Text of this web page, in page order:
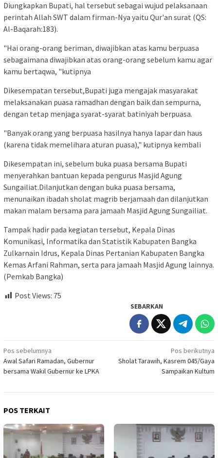
Diungkapkan Bupati, hal tersebut sebagai wujud pelaksanaan
perintah Allah SWT dalam firman-Nya yaitu Qur'an surat (QS:
Al-Baqarah:183).
"Hai orang-orang beriman, diwajibkan atas kamu berpuasa
sebagaimana diwajibkan atas orang-orang sebelum kamu agar
kamu bertaqwa, "kutipnya
Dikesempatan tersebut,Bupati juga mengajak masyarakat
melaksanakan puasa ramadhan dengan baik dan sempurna,
dengan tetap menjaga syarat-syarat batiniyah berpuasa.
"Banyak orang yang berpuasa hasilnya hanya lapar dan haus
(karena tidak memelihara aturan puasa)," kutipnya kembali
Dikesempatan ini, sebelum buka puasa bersama Bupati
menyerahkan bantuan kepada pengurus Masjid Agung
Sungailiat.Dilanjutkan dengan buka puasa bersama,
menunaikan ibadah sholat magrib berjamaah dan dilanjutkan
makan malam bersama para jamaah Masjid Agung Sungailiat.
Tampak hadir pada kegiatan tersebut, Kepala Dinas
Komunikasi, Informatika dan Statistik Kabupaten Bangka
Zulkarnain Idrus, Kepala Dinas Pertanian Kabupaten Bangka
Kemas Arfani Rahman, serta para jamaah Masjid Agung lainnya.
(Pemkab Bangka)
Post Views: 75
SEBARKAN
Navigasi
pos
Pos sebelumnya
Awal Safari Ramadan, Gubernur
bersama Wakil Gubernur ke LPKA
Pos berikutnya
Sholat Tarawih, Kasrem 045/Gaya
Sampaikan Kultum
POS TERKAIT